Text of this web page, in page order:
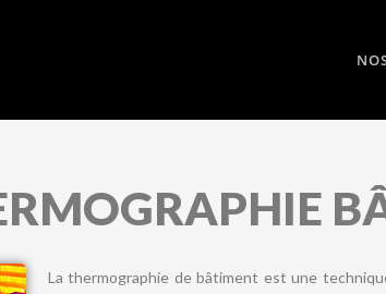
La thermographie de bâtiment est une